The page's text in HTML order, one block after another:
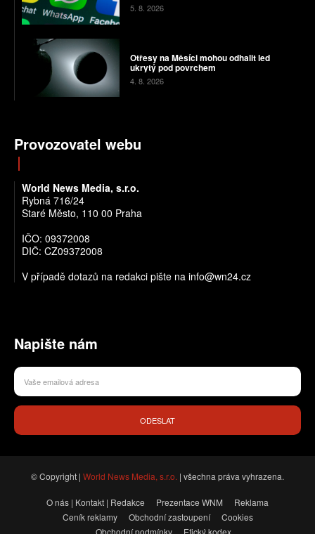
5. 8. 2026
Otřesy na Měsíci mohou odhalit led
ukrytý pod povrchem
4. 8. 2026
Provozovatel webu
World News Media, s.r.o.
Rybná 716/24
Staré Město, 110 00 Praha
IČO: 09372008
DIČ: CZ09372008
V případě dotazů na redakci pište na info@wn24.cz
Napište nám
ODESLAT
© Copyright | World News Media, s.r.o. | všechna práva vyhrazena.
O nás | Kontakt | Redakce Prezentace WNM
Reklama
Ceník reklamy
Obchodní zastoupení
Cookies